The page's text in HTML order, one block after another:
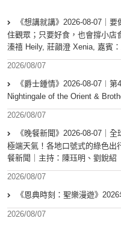
《想講就講》2026-08-07｜
住觀眾；只要好食，也會撐小店
溱禧 Heily, 莊韻澄 Xenia, 嘉賓
2026/08/07
《爵士鍾情》2026-08-07︱
Nightingale of the Orient &
2026/08/07
《晚餐新聞》2026-08-07｜
極端天氣！各地口號式的綠色出
餐新聞｜主持：陳珏明、劉銳紹
2026/08/07
《恩典時刻：聖樂漫遊》
2026/08/07